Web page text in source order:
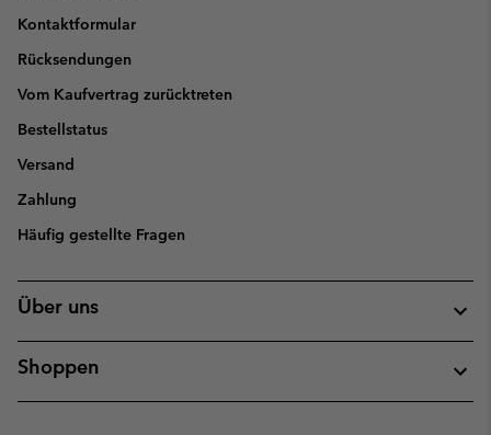
Kontaktformular
Rücksendungen
Vom Kaufvertrag zurücktreten
Bestellstatus
Versand
Zahlung
Häufig gestellte Fragen
Über uns
Shoppen